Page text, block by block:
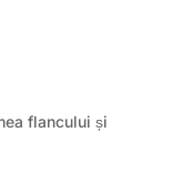
flancului și